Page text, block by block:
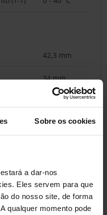
Sobre os cookies
a dar-nos
Eles servem para que
do nosso site, de forma
qualquer momento pode
42,3 mm
34 mm
42,3 mm
43,5 mm